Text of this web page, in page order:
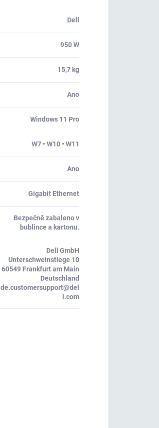
Dell
950 W
15,7 kg
Ano
Windows 11 Pro
W7 • W10 • W11
Ano
Gigabit Ethernet
Bezpečně zabaleno v
bublince a kartonu.
Dell GmbH
Unterschweinstiege 10
60549 Frankfurt am Main
Deutschland
de.customersupport@del
l.com